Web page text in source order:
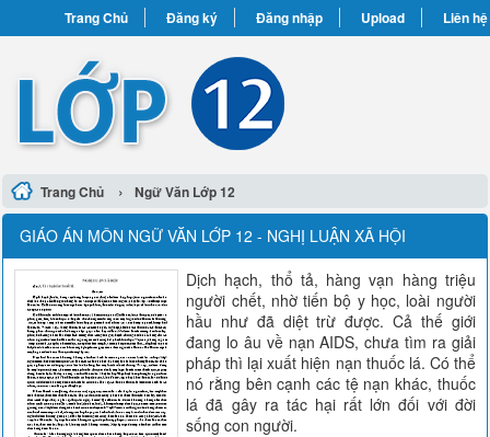
Trang Chủ Đăng ký Đăng nhập Upload Liên hệ
Trang Chủ › Ngữ Văn Lớp 12
GIÁO ÁN MÔN NGỮ VĂN LỚP 12 - NGHỊ LUẬN XÃ HỘI
Dịch hạch, thổ tả, hàng vạn hàng triệu
người chết, nhờ tiến bộ y học, loài người
hầu như đã diệt trừ được. Cả thế giới
đang lo âu về nạn AIDS, chưa tìm ra giải
pháp thì lại xuất hiện nạn thuốc lá. Có thể
nó rằng bên cạnh các tệ nạn khác, thuốc
lá đã gây ra tác hại rất lớn đối với đời
sống con người.